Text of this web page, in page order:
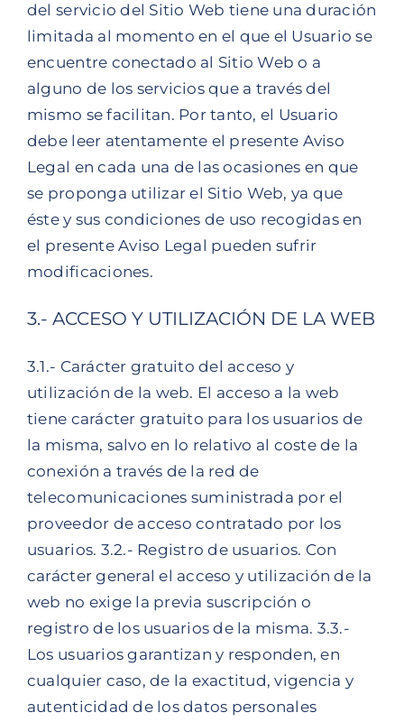
del servicio del Sitio Web tiene una duración
limitada al momento en el que el Usuario se
encuentre conectado al Sitio Web o a
alguno de los servicios que a través del
mismo se facilitan. Por tanto, el Usuario
debe leer atentamente el presente Aviso
Legal en cada una de las ocasiones en que
se proponga utilizar el Sitio Web, ya que
éste y sus condiciones de uso recogidas en
el presente Aviso Legal pueden sufrir
modificaciones.
3.- ACCESO Y UTILIZACIÓN DE LA WEB
3.1.- Carácter gratuito del acceso y
utilización de la web. El acceso a la web
tiene carácter gratuito para los usuarios de
la misma, salvo en lo relativo al coste de la
conexión a través de la red de
telecomunicaciones suministrada por el
proveedor de acceso contratado por los
usuarios. 3.2.- Registro de usuarios. Con
carácter general el acceso y utilización de la
web no exige la previa suscripción o
registro de los usuarios de la misma. 3.3.-
Los usuarios garantizan y responden, en
cualquier caso, de la exactitud, vigencia y
autenticidad de los datos personales